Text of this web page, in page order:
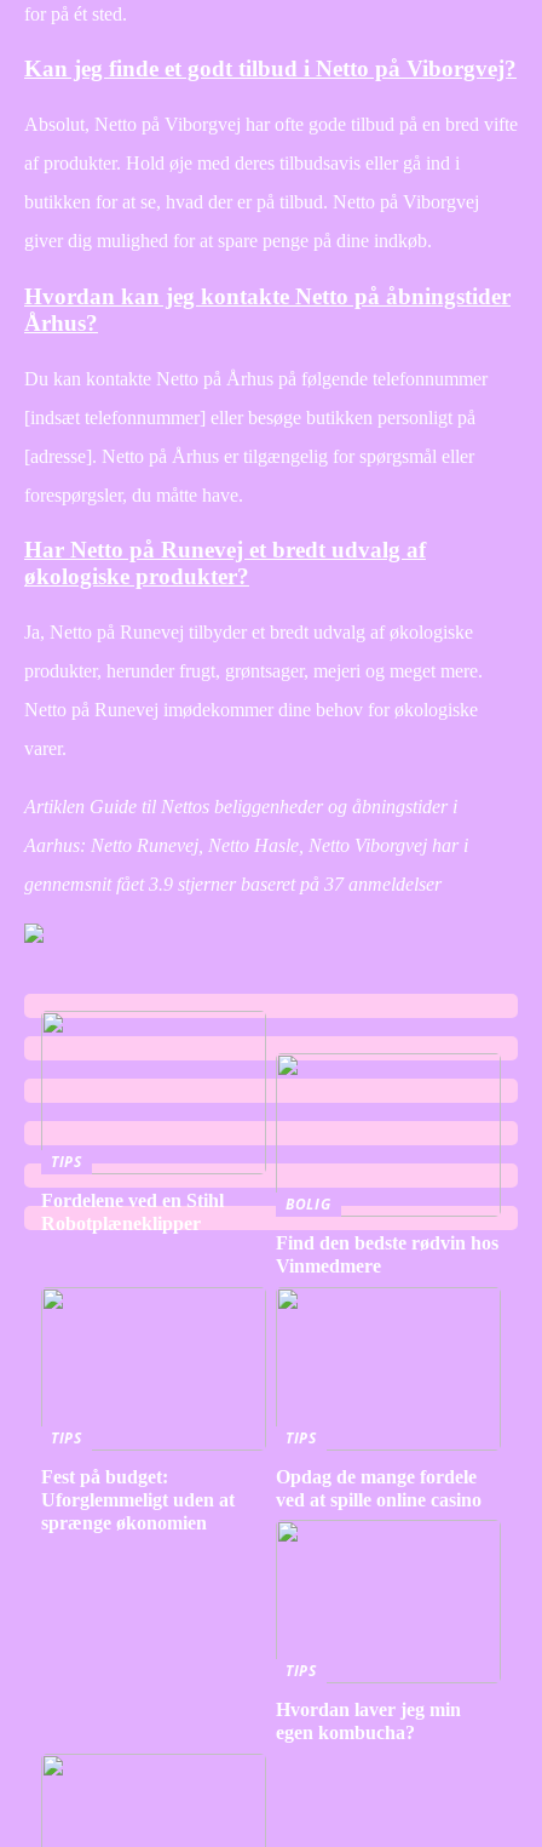
for på ét sted.
Kan jeg finde et godt tilbud i Netto på Viborgvej?
Absolut, Netto på Viborgvej har ofte gode tilbud på en bred vifte
af produkter. Hold øje med deres tilbudsavis eller gå ind i
butikken for at se, hvad der er på tilbud. Netto på Viborgvej
giver dig mulighed for at spare penge på dine indkøb.
Hvordan kan jeg kontakte Netto på åbningstider
Århus?
Du kan kontakte Netto på Århus på følgende telefonnummer
[indsæt telefonnummer] eller besøge butikken personligt på
[adresse]. Netto på Århus er tilgængelig for spørgsmål eller
forespørgsler, du måtte have.
Har Netto på Runevej et bredt udvalg af
økologiske produkter?
Ja, Netto på Runevej tilbyder et bredt udvalg af økologiske
produkter, herunder frugt, grøntsager, mejeri og meget mere.
Netto på Runevej imødekommer dine behov for økologiske
varer.
Artiklen Guide til Nettos beliggenheder og åbningstider i
Aarhus: Netto Runevej, Netto Hasle, Netto Viborgvej har i
gennemsnit fået3.9 stjerner baseret på 37anmeldelser
TIPS
Fordelene ved en Stihl
Robotplæneklipper
BOLIG
Find den bedste rødvin hos
Vinmedmere
TIPS
Fest på budget:
Uforglemmeligt uden at
sprænge økonomien
TIPS
Opdag de mange fordele
ved at spille online casino
TIPS
Hvordan laver jeg min
egen kombucha?